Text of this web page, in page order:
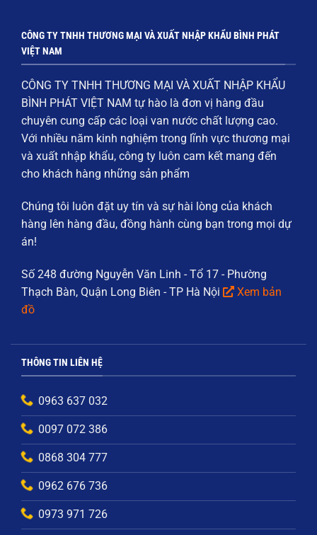
CÔNG TY TNHH THƯƠNG MẠI VÀ XUẤT NHẬP KHẨU BÌNH PHÁT
VIỆT NAM
CÔNG TY TNHH THƯƠNG MẠI VÀ XUẤT NHẬP KHẨU
BÌNH PHÁT VIỆT NAM tự hào là đơn vị hàng đầu
chuyên cung cấp các loại van nước chất lượng cao.
Với nhiều năm kinh nghiệm trong lĩnh vực thương mại
và xuất nhập khẩu, công ty luôn cam kết mang đến
cho khách hàng những sản phẩm
Chúng tôi luôn đặt uy tín và sự hài lòng của khách
hàng lên hàng đầu, đồng hành cùng bạn trong mọi dự
án!
Số 248 đường Nguyễn Văn Linh - Tổ 17 - Phường
Thạch Bàn, Quận Long Biên - TP Hà Nội
Xem bản
đồ
THÔNG TIN LIÊN HỆ
0963 637 032
0097 072 386
0868 304 777
0962 676 736
0973 971 726